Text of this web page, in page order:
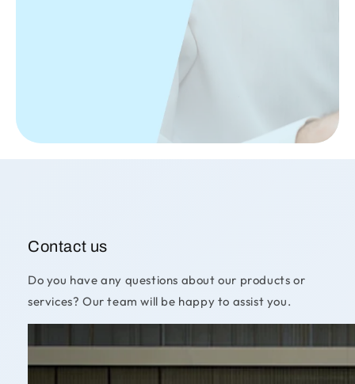
Contact us
Do you have any questions about our products or
services? Our team will be happy to assist you.